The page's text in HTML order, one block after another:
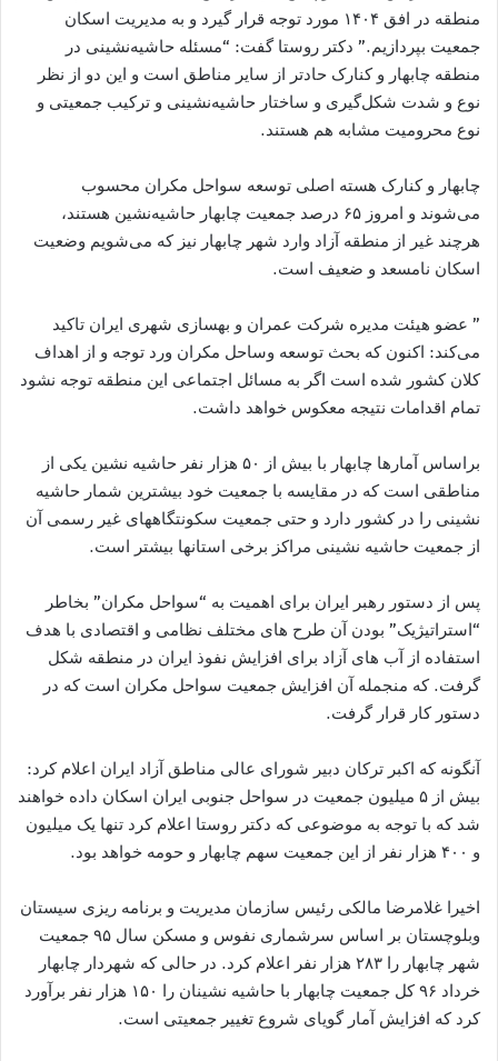
منطقه در افق ۱۴۰۴ مورد توجه قرار گیرد و به مدیریت اسکان
جمعیت بپردازیم.” دکتر روستا گفت: “مسئله حاشیه‌نشینی در
منطقه چابهار و کنارک حادتر از سایر مناطق است و این دو از نظر
نوع و شدت شکل‌گیری و ساختار حاشیه‌نشینی و ترکیب جمعیتی و
نوع محرومیت مشابه هم هستند.
چابهار و کنارک هسته اصلی توسعه سواحل مکران محسوب
می‌شوند و امروز ۶۵ درصد جمعیت چابهار حاشیه‌نشین هستند،
هرچند غیر از منطقه آزاد وارد شهر چابهار نیز که می‌شویم وضعیت
اسکان نامسعد و ضعیف است.
” عضو هیئت مدیره شرکت عمران و بهسازی شهری ایران تاکید
می‌کند: اکنون که بحث توسعه وساحل مکران ورد توجه و از اهداف
کلان کشور شده است اگر به مسائل اجتماعی این منطقه توجه نشود
تمام اقدامات نتیجه معکوس خواهد داشت.
براساس آمارها چابهار با بیش از ۵۰ هزار نفر حاشیه نشین یکی از
مناطقی است که در مقایسه با جمعیت خود بیشترین شمار حاشیه
نشینی را در کشور دارد و حتی جمعیت سکونتگاههای غیر رسمی آن
از جمعیت حاشیه نشینی مراکز برخی استانها بیشتر است.
پس از دستور رهبر ایران برای اهمیت به “سواحل مکران” بخاطر
“استراتیژیک” بودن آن طرح های مختلف نظامی و اقتصادی با هدف
استفاده از آب های آزاد برای افزایش نفوذ ایران در منطقه شکل
گرفت. که منجمله آن افزایش جمعیت سواحل مکران است که در
دستور کار قرار گرفت.
آنگونه که اکبر ترکان دبیر شورای عالی مناطق آزاد ایران اعلام کرد:
بیش از ۵ میلیون جمعیت در سواحل جنوبی ایران اسکان داده خواهند
شد که با توجه به موضوعی که دکتر روستا اعلام کرد تنها یک میلیون
و ۴۰۰ هزار نفر از این جمعیت سهم چابهار و حومه خواهد بود.
اخیرا غلامرضا مالکی رئیس سازمان مدیریت و برنامه ریزی سیستان
وبلوچستان بر اساس سرشماری نفوس و مسکن سال ۹۵ جمعیت
شهر چابهار را ۲۸۳ هزار نفر اعلام کرد. در حالی که شهردار چابهار
خرداد ۹۶ کل جمعیت چابهار با حاشیه نشینان را ۱۵۰ هزار نفر برآورد
کرد که افزایش آمار گویای شروع تغییر جمعیتی است.